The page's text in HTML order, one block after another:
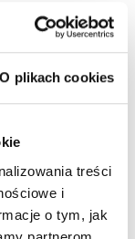
O plikach cookies
treści
i
o tym, jak
pasków, które
dolne
w
z przestrzenią
bram